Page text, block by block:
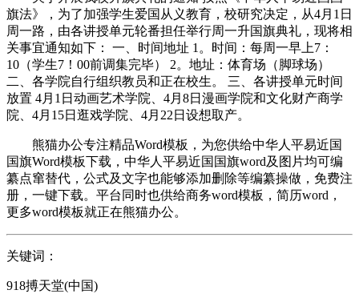
旗法》，为了加强学生爱国从义教育，校研究决定，从4月1日
周一路，由各讲授单元轮番担任举行周一升国旗典礼，现将相
关事宜通知如下： 一、时间地址 1。时间：每周一早上7：
10（学生7！00前调集完毕） 2。地址：体育场（脚球场）
二、各学院自行组织教员和正在校生。 三、各讲授单元时间
放置 4月1日动画艺术学院、4月8日漫画学院和文化财产商学
院、4月15日逛戏学院、4月22日设想取产。
熊猫办公专注精品Word模板，为您供给中华人平易近国
国旗Word模板下载，中华人平易近国国旗word及图片均可编
纂点窜替代，公式及文字也能够添加删除等编纂操做，免费注
册，一键下载。平台同时也供给商务word模板，简历word，
更多word模板就正在熊猫办公。
关键词：
918搏天堂(中国)